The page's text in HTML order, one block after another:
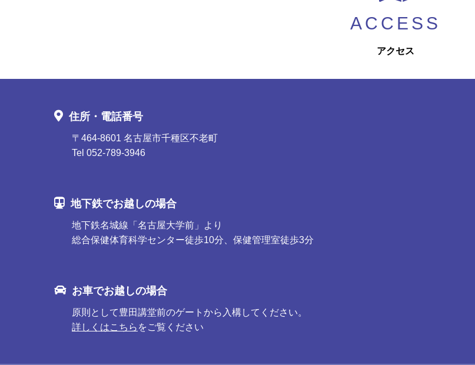
ACCESS
アクセス
住所・電話番号
〒464-8601 名古屋市千種区不老町
Tel 052-789-3946
地下鉄でお越しの場合
地下鉄名城線「名古屋大学前」より
総合保健体育科学センター徒歩10分、保健管理室徒歩3分
お車でお越しの場合
原則として豊田講堂前のゲートから入構してください。
詳しくはこちら をご覧ください